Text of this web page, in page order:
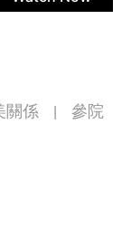
關係
參院